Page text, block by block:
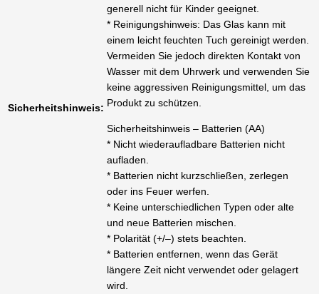
Sicherheitshinweis:
generell nicht für Kinder geeignet.
* Reinigungshinweis: Das Glas kann mit
einem leicht feuchten Tuch gereinigt werden.
Vermeiden Sie jedoch direkten Kontakt von
Wasser mit dem Uhrwerk und verwenden Sie
keine aggressiven Reinigungsmittel, um das
Produkt zu schützen.
Sicherheitshinweis – Batterien (AA)
* Nicht wiederaufladbare Batterien nicht
aufladen.
* Batterien nicht kurzschließen, zerlegen
oder ins Feuer werfen.
* Keine unterschiedlichen Typen oder alte
und neue Batterien mischen.
* Polarität (+/–) stets beachten.
* Batterien entfernen, wenn das Gerät
längere Zeit nicht verwendet oder gelagert
wird.